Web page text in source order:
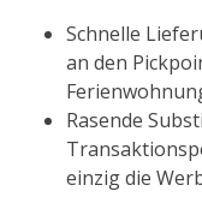
Schnelle
an den
Rasende
einzig die